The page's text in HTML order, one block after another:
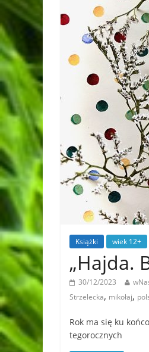
Książki wiek 12+
„Hajda.
30/12/2023
Strzelecka, mikołaj,
Rok ma się ku
tegorocznych